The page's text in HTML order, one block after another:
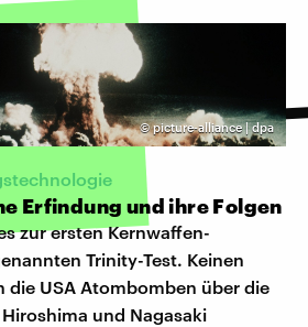
©picture-alliance | dpa
Erfindung und ihre Folgen
zur ersten Kernwaffen-
Trinity-Test. Keinen
die USA Atombomben über die
und Nagasaki